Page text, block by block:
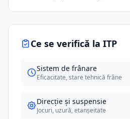
Ce se verifică la ITP
Sistem de frânare
Eficacitate, stare tehnică frâne
Direcție și suspensie
Jocuri, uzură, etanșeitate